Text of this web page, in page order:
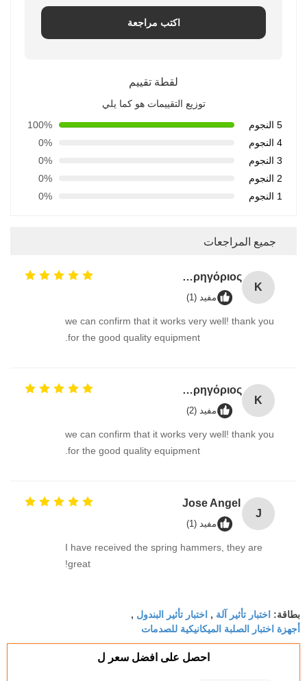
اكتب مراجعة
لقطة تقييم
توزيع التقييمات هو كما يلي
5 النجوم
100%
4 النجوم
0%
3 النجوم
0%
2 النجوم
0%
1 النجوم
0%
جميع المراجعات
Κ
Κουτάντος Γρηγόριος
مفيد (1)
we can confirm that it works very well! thank you
for the good quality equipment.
Κ
Κουτάντος Γρηγόριος
مفيد (2)
we can confirm that it works very well! thank you
for the good quality equipment.
J
Jose Angel
مفيد (1)
I have received the spring hammers, they are
great!
بطاقة: اختبار تأثير آلة , اختبار تأثير البندول ,
أجهزة اختبار الصلبة الميكانيكية للصدمات
احصل على افضل سعر ل